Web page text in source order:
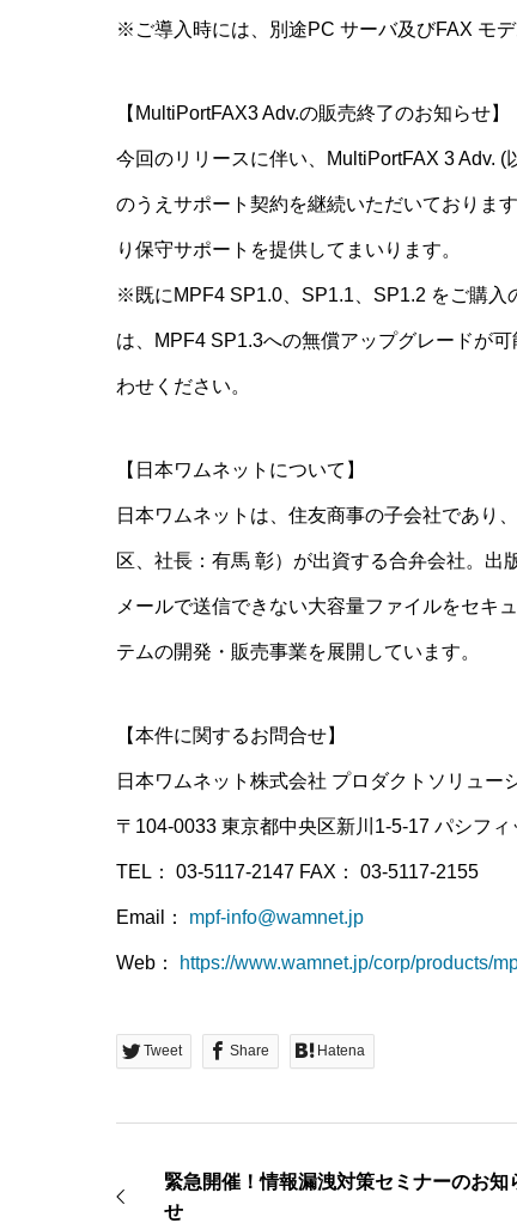
※ご導入時には、別途PC サーバ及びFAX モデ
【MultiPortFAX3 Adv.の販売終了のお知らせ】
今回のリリースに伴い、MultiPortFAX 3 Adv.
のうえサポート契約を継続いただいておりま
り保守サポートを提供してまいります。
※既にMPF4 SP1.0、SP1.1、SP1.2 をご購入
は、MPF4 SP1.3への無償アップグレードが
わせください。
【日本ワムネットについて】
日本ワムネットは、住友商事の子会社であり
区、社長：有馬 彰）が出資する合弁会社。
メールで送信できない大容量ファイルをセキ
テムの開発・販売事業を展開しています。
【本件に関するお問合せ】
日本ワムネット株式会社 プロダクトソリュー
〒104-0033 東京都中央区新川1-5-17 パシフ
TEL： 03-5117-2147 FAX： 03-5117-2155
Email： mpf-info@wamnet.jp
Web： https://www.wamnet.jp/corp/products/
Tweet Share Hatena
緊急開催！情報漏洩対策セミナーのお知
せ